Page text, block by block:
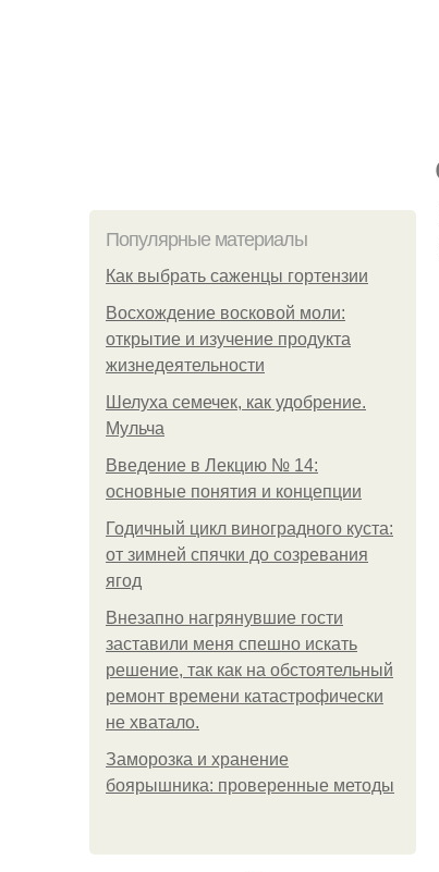
Популярные материалы
Как выбрать саженцы гортензии
Восхождение восковой моли:
открытие и изучение продукта
жизнедеятельности
Шелуха семечек, как удобрение.
Мульча
Введение в Лекцию № 14:
основные понятия и концепции
Годичный цикл виноградного куста:
от зимней спячки до созревания
ягод
Внезапно нагрянувшие гости
заставили меня спешно искать
решение, так как на обстоятельный
ремонт времени катастрофически
не хватало.
Заморозка и хранение
боярышника: проверенные методы